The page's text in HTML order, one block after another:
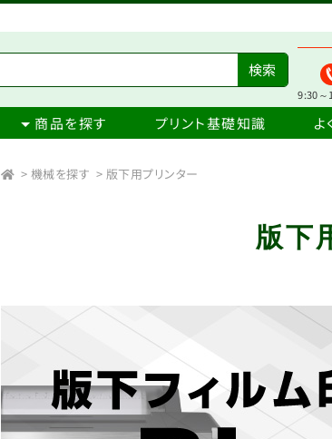
9:30～
商品を探す プリント基礎知識 よ
> 機械を探す > 版下用プリンター
版下